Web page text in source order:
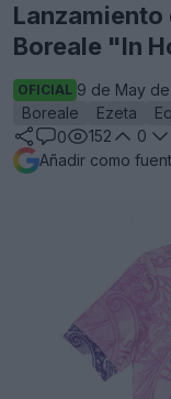
Boreale "In
OFICIAL 9 de May
Boreale
Ezeta
0
152 0
Añadir como